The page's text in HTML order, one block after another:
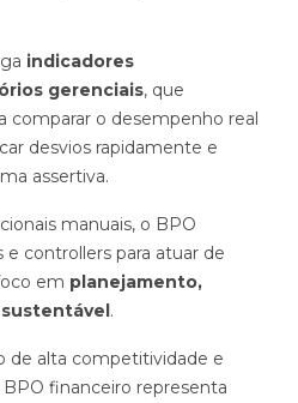
indicadores
gerenciais, que
comparar o desempenho real
desvios rapidamente e
assertiva.
manuais, o BPO
controllers para atuar de
em planejamento,
.
de alta competitividade e
financeiro representa